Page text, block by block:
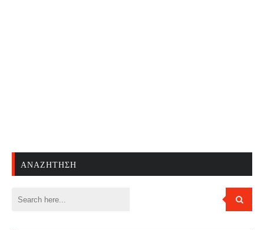
ΑΝΑΖΉΤΗΣΗ